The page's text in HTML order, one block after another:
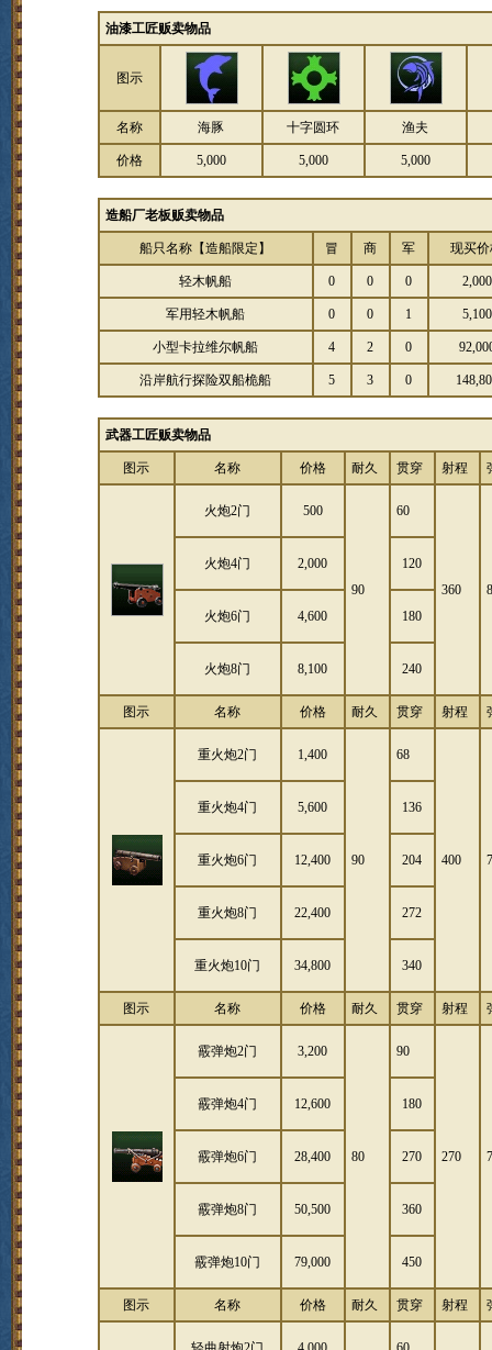
油漆工匠贩卖物品
图示
名称 海豚 十字圆环 渔夫
价格 5,000 5,000 5,000
造船厂老板贩卖物品
船只名称【造船限定】 冒 商 军 现买
轻木帆船 0 0 0 2,000
军用轻木帆船 0 0 1 5,100
小型卡拉维尔帆船 4 2 0
沿岸航行探险双船桅船 5 3 0
武器工匠贩卖物品
图示 名称 价格 耐久 贯穿 射程
火炮2门 500
90
60
360 8
火炮4门 2,000 120
火炮6门 4,600 180
火炮8门 8,100 240
图示 名称 价格 耐久 贯穿 射程
重火炮2门 1,400
90
68
400 7
重火炮4门 5,600 136
重火炮6门 12,400 204
重火炮8门 22,400 272
重火炮10门 34,800 340
图示 名称 价格 耐久 贯穿 射程
霰弹炮2门 3,200
80
90
270 7
霰弹炮4门 12,600 180
霰弹炮6门 28,400 270
霰弹炮8门 50,500 360
霰弹炮10门 79,000 450
图示 名称 价格 耐久 贯穿 射程